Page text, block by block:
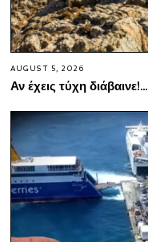
AUGUST 5, 2026
Αν έχεις τύχη διάβαινε!…